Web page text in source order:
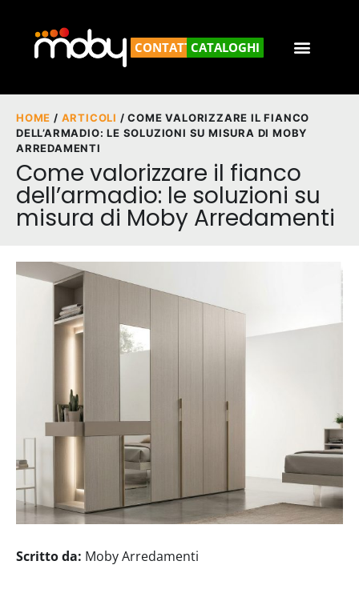
CONTATTACICATALOGHI
HOME / ARTICOLI / COME VALORIZZARE IL FIANCO
DELL’ARMADIO: LE SOLUZIONI SU MISURA DI MOBY
ARREDAMENTI
Come valorizzare il fianco
dell’armadio: le soluzioni su
misura di Moby Arredamenti
Scritto da: Moby Arredamenti